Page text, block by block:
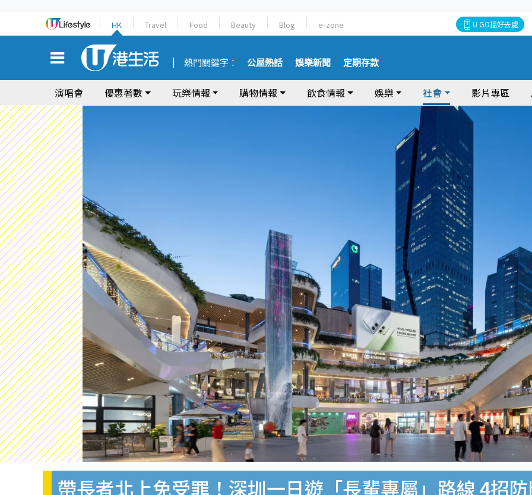
HK Travel Food Beauty Blog e-zone U GO搵好去處
熱門關鍵字： 公屋熱話 娛樂新聞 定期存款
演唱會 優惠著數 玩樂情報 購物情報 飲食情報 娛樂 社會 影片專區
帶長者北上免受罪！深圳一日遊「長輩專屬」路線 4招